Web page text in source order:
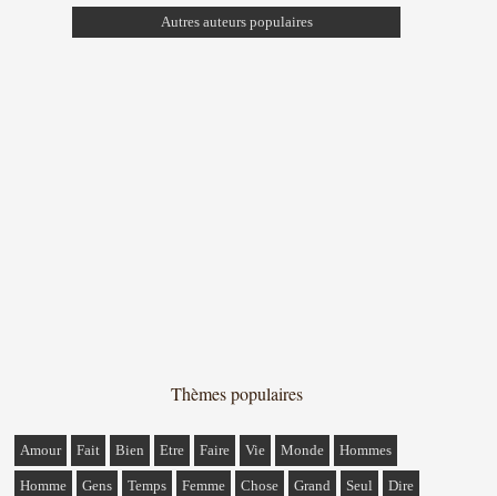
Autres auteurs populaires
Thèmes populaires
Amour Fait Bien Etre Faire Vie Monde Hommes
Homme Gens Temps Femme Chose Grand Seul Dire